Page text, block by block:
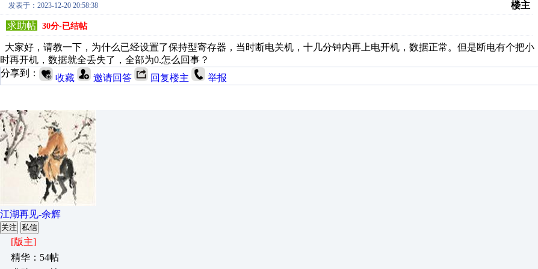
发表于：2023-12-20 20:58:38
楼主
求助帖
30分-已结帖
大家好，请教一下，为什么已经设置了保持型寄存器，当时断电关机，十几分钟内再上电开机，数据正常。但是断电有个把小
时再开机，数据就全丢失了，全部为0.怎么回事？
分享到：
收藏 邀请回答 回复楼主 举报
江湖再见-余辉
关注 私信
[版主]
精华：54帖